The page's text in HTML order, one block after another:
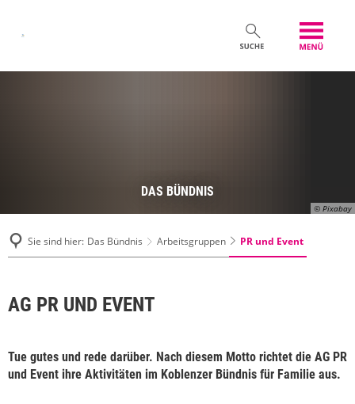
© Pixabay
DAS BÜNDNIS
Sie sind hier: Das Bündnis Arbeitsgruppen PR und Event
AG PR UND EVENT
Tue gutes und rede darüber. Nach diesem Motto richtet die AG PR
und Event ihre Aktivitäten im Koblenzer Bündnis für Familie aus.